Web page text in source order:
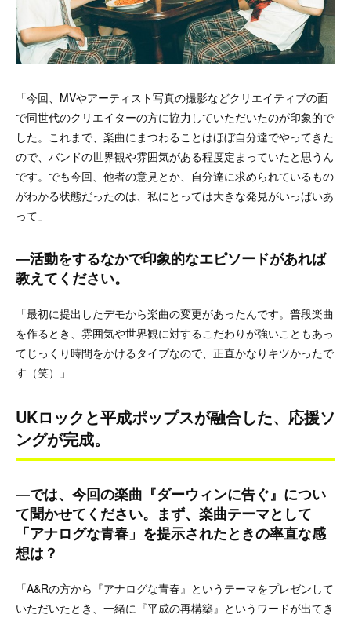
「今回、MVやアーティスト写真の撮影などクリエイティブの面
で同世代のクリエイターの方に協力していただいたのが印象的で
した。これまで、楽曲にまつわることはほぼ自分達でやってきた
ので、バンドの世界観や雰囲気がある程度定まっていたと思うん
です。でも今回、他者の意見とか、自分達に求められているもの
がわかる状態だったのは、私にとっては大きな発見がいっぱいあ
って」
―活動をするなかで印象的なエピソードがあれば
教えてください。
「最初に提出したデモから楽曲の変更があったんです。普段楽曲
を作るとき、雰囲気や世界観に対するこだわりが強いこともあっ
てじっくり時間をかけるタイプなので、正直かなりキツかったで
す（笑）」
UKロックと平成ポップスが融合した、応援ソ
ングが完成。
―では、今回の楽曲『ダーウィンに告ぐ』につい
て聞かせてください。まず、楽曲テーマとして
「アナログな青春」を提示されたときの率直な感
想は？
「A&Rの方から『アナログな青春』というテーマをプレゼンして
いただいたとき、一緒に『平成の再構築』というワードが出てき